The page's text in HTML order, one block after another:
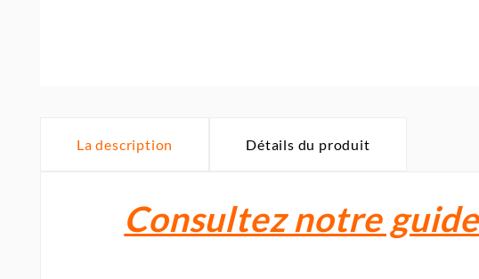
La description Détails du produit
Consultez notre